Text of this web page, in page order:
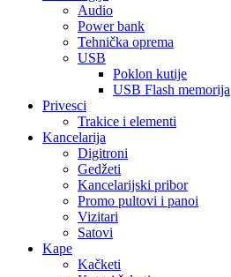
Audio
Power bank
Tehnička oprema
USB
Poklon kutije
USB Flash memorija
Privesci
Trakice i elementi
Kancelarija
Digitroni
Gedžeti
Kancelarijski pribor
Promo pultovi i panoi
Vizitari
Satovi
Kape
Kačketi